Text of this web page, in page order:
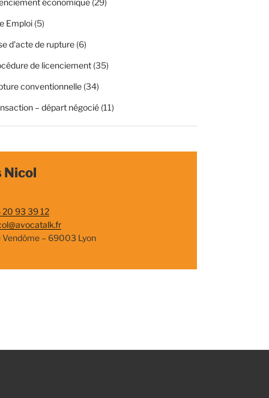
économique(29)
Emploi(5)
d'acte de rupture(6)
de licenciement(35)
conventionnelle(34)
– départ négocié(11)
Nicol
93 39 12
Vendôme – 69003 Lyon